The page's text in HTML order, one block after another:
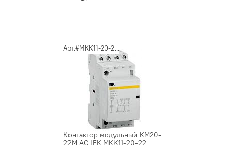
Арт.#MKK11-20-2...
Контактор модульный КМ20-
22М AC IEK MKK11-20-22